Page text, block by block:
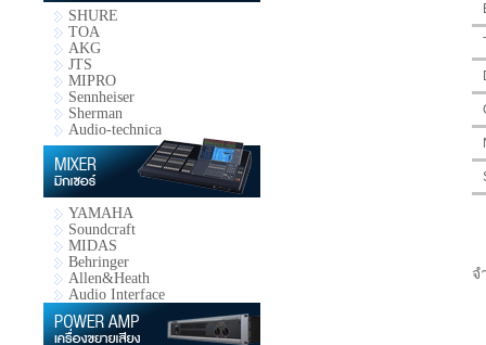
SHURE
TOA
AKG
JTS
MIPRO
Sennheiser
Sherman
Audio-technica
YAMAHA
Soundcraft
MIDAS
Behringer
Allen&Heath
Audio Interface
จ